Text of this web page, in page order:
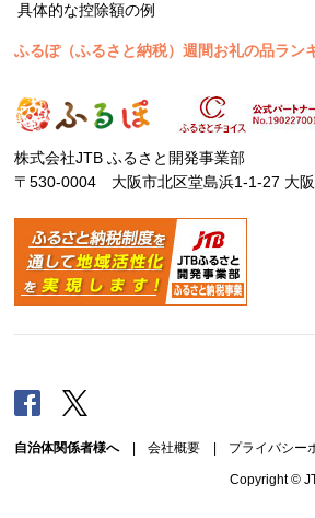
具体的な控除額の例
ふるぽ（ふるさと納税）週間お礼の品ラン
株式会社JTB ふるさと開発事業部
〒530-0004 大阪市北区堂島浜1-1-27 大
Facebook
自治体関係者様へ| 会社概要 プライバシー
Copyright ©